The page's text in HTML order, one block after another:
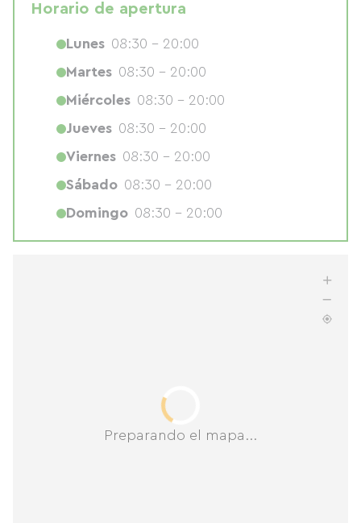
Preparando el mapa...
Horario de apertura
Lunes 08:30 - 20:00
Martes 08:30 - 20:00
Miércoles 08:30 - 20:00
Jueves 08:30 - 20:00
Viernes 08:30 - 20:00
Sábado 08:30 - 20:00
Domingo 08:30 - 20:00